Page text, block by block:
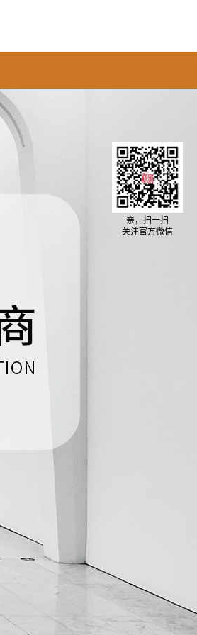
亲，扫一扫
关注官方微信